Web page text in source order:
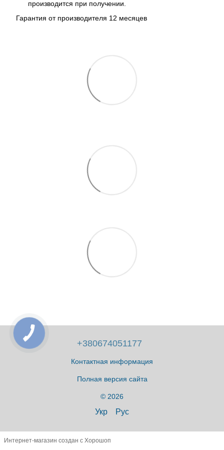
производится при получении.
Гарантия от производителя 12 месяцев
+380674051177
Контактная информация
Полная версия сайта
© 2026
Укр Рус
Интернет-магазин создан с Хорошоп